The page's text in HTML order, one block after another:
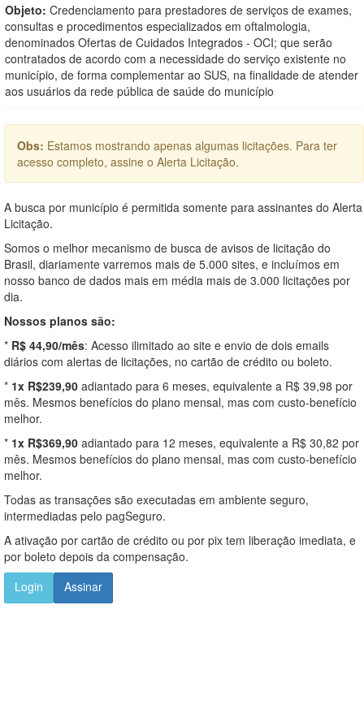
Objeto: Credenciamento para prestadores de serviços de exames,
consultas e procedimentos especializados em oftalmologia,
denominados Ofertas de Cuidados Integrados - OCI; que serão
contratados de acordo com a necessidade do serviço existente no
município, de forma complementar ao SUS, na finalidade de atender
aos usuários da rede pública de saúde do município
Obs: Estamos mostrando apenas algumas licitações. Para ter
acesso completo, assine o Alerta Licitação.
A busca por município é permitida somente para assinantes do Alerta
Licitação.
Somos o melhor mecanismo de busca de avisos de licitação do
Brasil, diariamente varremos mais de 5.000 sites, e incluímos em
nosso banco de dados mais em média mais de 3.000 licitações por
dia.
Nossos planos são:
* R$ 44,90/mês: Acesso ilimitado ao site e envio de dois emails
diários com alertas de licitações, no cartão de crédito ou boleto.
* 1x R$239,90 adiantado para 6 meses, equivalente a R$ 39,98 por
mês. Mesmos benefícios do plano mensal, mas com custo-benefício
melhor.
* 1x R$369,90 adiantado para 12 meses, equivalente a R$ 30,82 por
mês. Mesmos benefícios do plano mensal, mas com custo-benefício
melhor.
Todas as transações são executadas em ambiente seguro,
intermediadas pelo pagSeguro.
A ativação por cartão de crédito ou por pix tem liberação imediata, e
por boleto depois da compensação.
Login
Assinar